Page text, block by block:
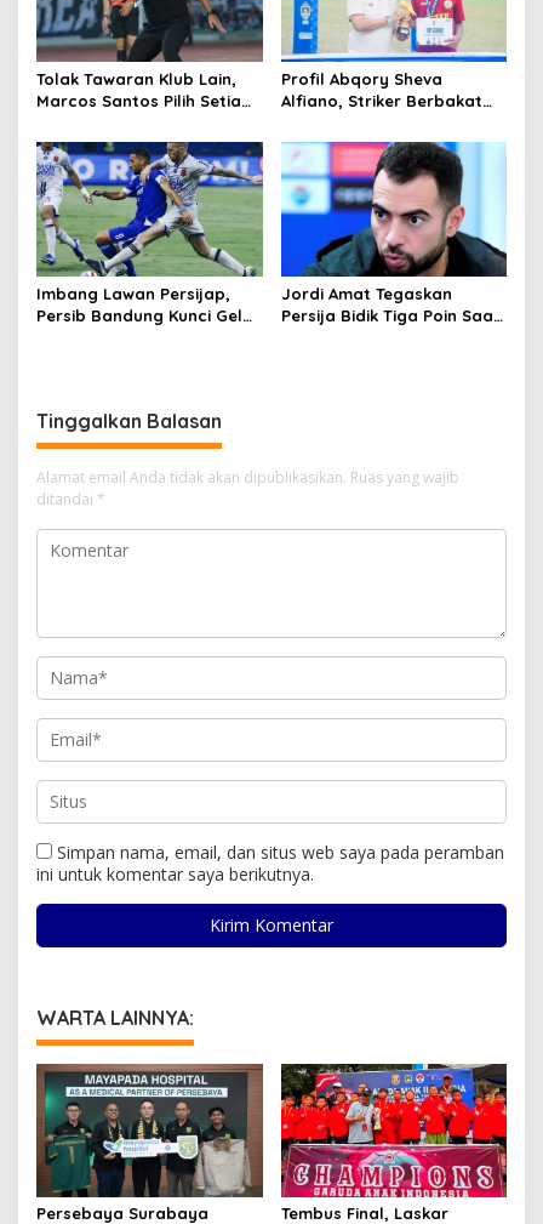
Tolak Tawaran Klub Lain,
Marcos Santos Pilih Setia
Profil Abqory Sheva
Alfiano, Striker Berbakat
Banjir Gelar Top Skor
Imbang Lawan Persijap,
Persib Bandung Kunci Gelar
Jordi Amat Tegaskan
Persija Bidik Tiga Poin Saat
Tinggalkan Balasan
Alamat email Anda tidak akan dipublikasikan. Ruas yang wajib
ditandai *
Simpan nama, email, dan situs web saya pada peramban
ini untuk komentar saya berikutnya.
WARTA LAINNYA:
Persebaya Surabaya
Tembus Final, Laskar